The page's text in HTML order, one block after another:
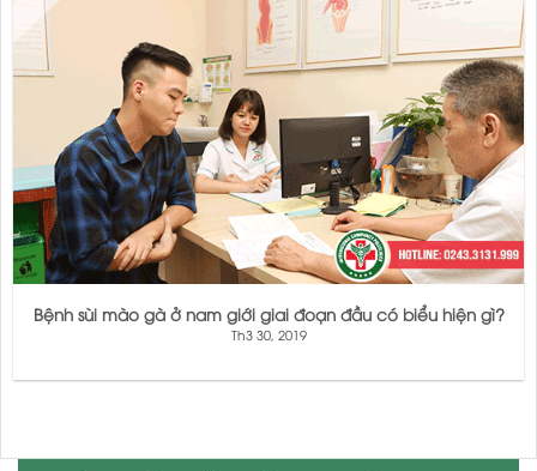
Bệnh sùi mào gà ở nam giới giai đoạn đầu có biểu hiện gì?
Th3 30, 2019